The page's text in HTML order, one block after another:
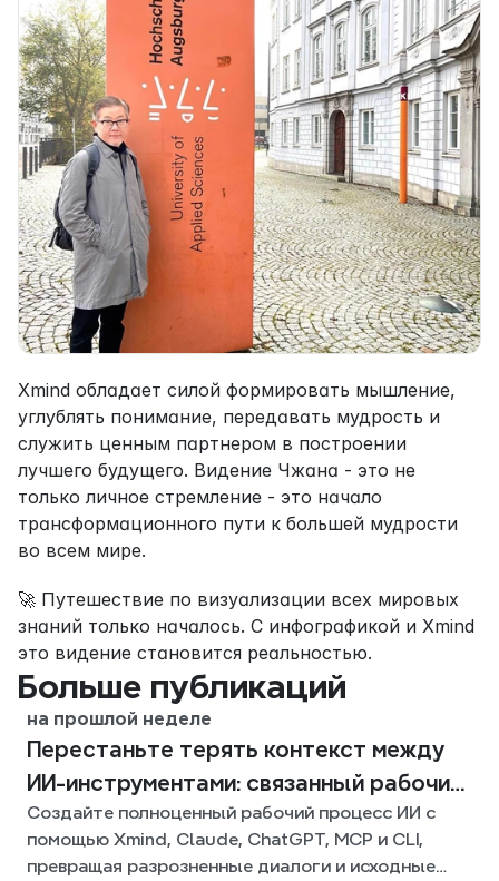
Xmind обладает силой формировать мышление,
углублять понимание, передавать мудрость и
служить ценным партнером в построении
лучшего будущего. Видение Чжана - это не
только личное стремление - это начало
трансформационного пути к большей мудрости
во всем мире.
🚀 Путешествие по визуализации всех мировых
знаний только началось. С инфографикой и Xmind
это видение становится реальностью.
Больше публикаций
на прошлой неделе
Перестаньте терять контекст между
ИИ-инструментами: связанный рабочий
процесс с Xmind
Создайте полноценный рабочий процесс ИИ с
помощью Xmind, Claude, ChatGPT, MCP и CLI,
превращая разрозненные диалоги и исходные